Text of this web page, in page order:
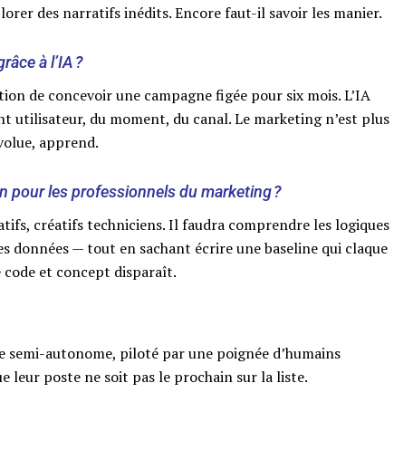
des narratifs inédits. Encore faut-il savoir les manier.
à l’IA ?
de concevoir une campagne figée pour six mois. L’IA
utilisateur, du moment, du canal. Le marketing n’est plus
apprend.
pour les professionnels du marketing ?
créatifs techniciens. Il faudra comprendre les logiques
données — tout en sachant écrire une baseline qui claque
et concept disparaît.
autonome, piloté par une poignée d’humains
leur poste ne soit pas le prochain sur la liste.